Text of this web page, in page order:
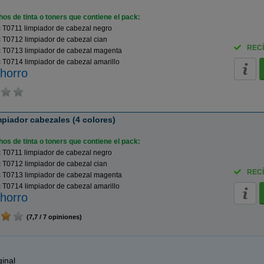
de tinta o toners que contiene el pack:
T0711 limpiador de cabezal negro
T0712 limpiador de cabezal cian
T0713 limpiador de cabezal magenta
T0714 limpiador de cabezal amarillo
cabezales (4 colores)
de tinta o toners que contiene el pack:
T0711 limpiador de cabezal negro
T0712 limpiador de cabezal cian
T0713 limpiador de cabezal magenta
T0714 limpiador de cabezal amarillo
(7,7 / 7 opiniones)